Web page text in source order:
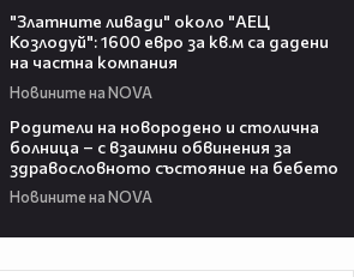
"Златните ливади" около "АЕЦ
Козлодуй": 1600 евро за кв.м са дадени
на частна компания
Новините на NOVA
Родители на новородено и столична
болница – с взаимни обвинения за
здравословното състояние на бебето
Новините на NOVA